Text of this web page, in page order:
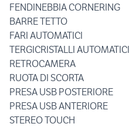
FENDINEBBIA CORNERING
BARRE TETTO
FARI AUTOMATICI
TERGICRISTALLI AUTOMATICI
RETROCAMERA
RUOTA DI SCORTA
PRESA USB POSTERIORE
PRESA USB ANTERIORE
STEREO TOUCH